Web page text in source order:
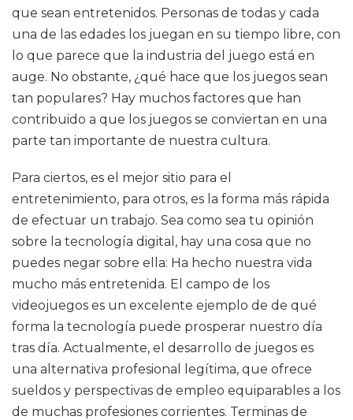
que sean entretenidos. Personas de todas y cada
una de las edades los juegan en su tiempo libre, con
lo que parece que la industria del juego está en
auge. No obstante, ¿qué hace que los juegos sean
tan populares? Hay muchos factores que han
contribuido a que los juegos se conviertan en una
parte tan importante de nuestra cultura.
Para ciertos, es el mejor sitio para el
entretenimiento, para otros, es la forma más rápida
de efectuar un trabajo. Sea como sea tu opinión
sobre la tecnología digital, hay una cosa que no
puedes negar sobre ella: Ha hecho nuestra vida
mucho más entretenida. El campo de los
videojuegos es un excelente ejemplo de de qué
forma la tecnología puede prosperar nuestro día
tras día. Actualmente, el desarrollo de juegos es
una alternativa profesional legítima, que ofrece
sueldos y perspectivas de empleo equiparables a los
de muchas profesiones corrientes. Terminas de